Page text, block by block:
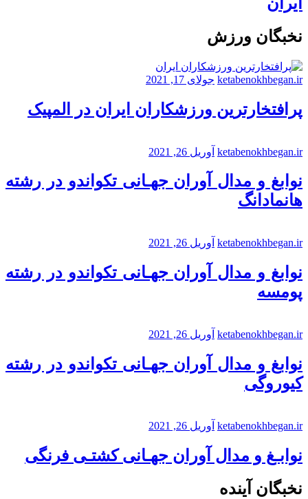
نخبگان ورزش
ketabenokhbegan.ir جولای 17, 2021
پرافتخارترین ورزشکاران ایران در المپیک
ketabenokhbegan.ir آوریل 26, 2021
نوابغ و مدال آوران جهـانی تکواندو در رشته
هانمادانگ
ketabenokhbegan.ir آوریل 26, 2021
نوابغ و مدال آوران جهـانی تکواندو در رشته
پومسه
ketabenokhbegan.ir آوریل 26, 2021
نوابغ و مدال آوران جهـانی تکواندو در رشته
کیوروگی
ketabenokhbegan.ir آوریل 26, 2021
نوابـغ و مدال آوران جهـانی کشتـی فرنگی
نخبگان آینده